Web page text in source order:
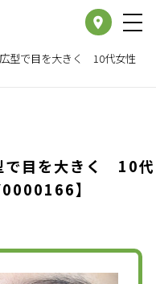
place
広型で目を大きく 10代女性
で目を大きく 10代
】